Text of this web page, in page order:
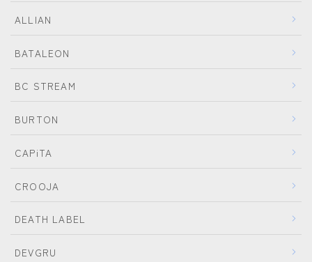
ALLIAN
BATALEON
BC STREAM
BURTON
CAPiTA
CROOJA
DEATH LABEL
DEVGRU